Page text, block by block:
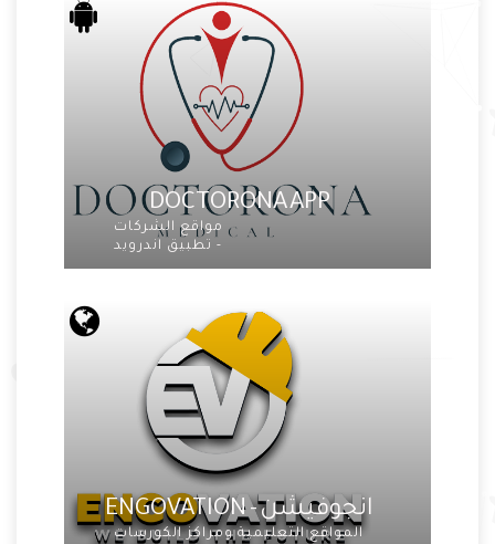
DOCTORONA APP
مواقع الشركات
- تطبيق اندرويد
انجوفيشن - ENGOVATION
المواقع التعليمية ومراكز الكورسات